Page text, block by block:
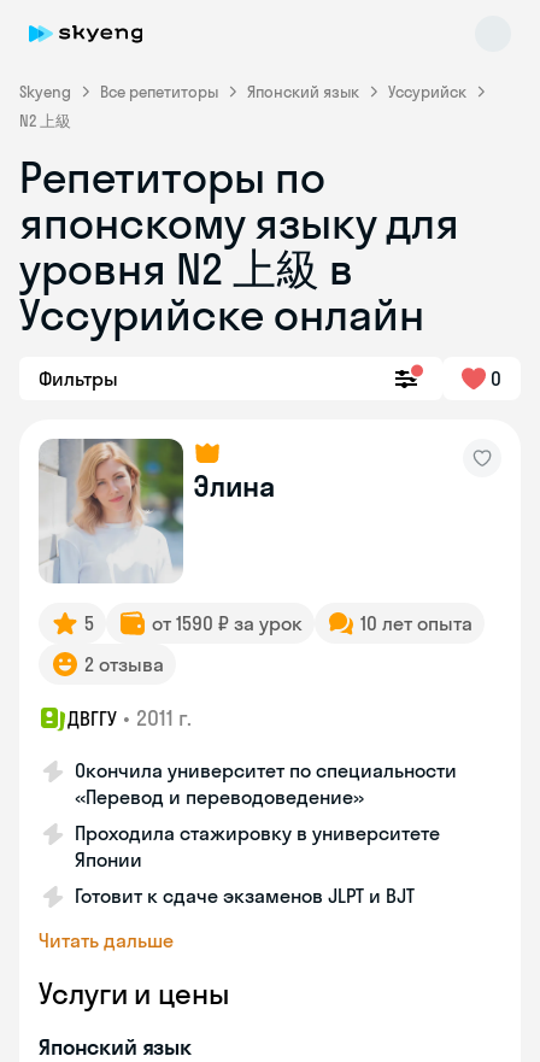
Skyeng Все репетиторы Японский язык
Уссурийск
N2 上級
Репетиторы по
японскому языку для
уровня N2 上級 в
Уссурийске онлайн
Фильтры 0
Элина
5 от 1590 ₽ за урок
10 лет опыта
2 отзыва
ДВГГУ • 2011 г.
Окончила университет по специальности
«Перевод и переводоведение»
Проходила стажировку в университете
Японии
Готовит к сдаче экзаменов JLPT и BJT
Читать дальше
Услуги и цены
Японский язык
online